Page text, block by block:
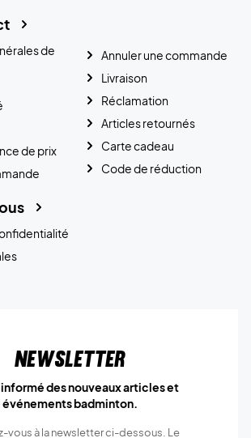
de
de prix
Annuler une commande
Livraison
Réclamation
Articles retournés
Carte cadeau
Code de réduction
Newsletter
informé des nouveaux articles et
événements badminton.
vous à la newsletter ci-dessous. Le